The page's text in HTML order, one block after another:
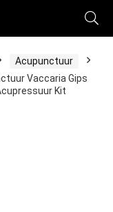
Acupunctuur
Vaccaria Gips
Kit